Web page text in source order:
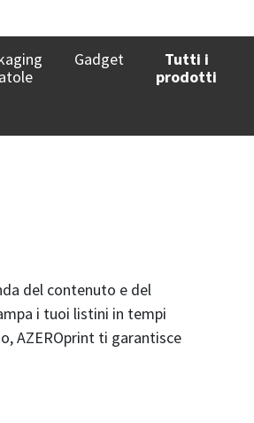
Gadget
Tutti i
prodotti
del contenuto e del
i tuoi listini in tempi
AZEROprint ti garantisce